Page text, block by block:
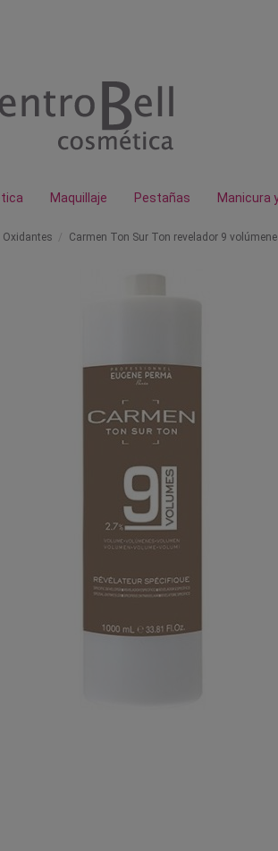
Maquillaje Pestañas Manicura
Oxidantes Carmen Ton Sur Ton revelador 9